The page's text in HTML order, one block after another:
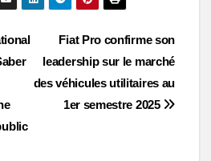
Fiat Pro confirme son
leadership sur le marché
des véhicules utilitaires au
1er semestre 2025